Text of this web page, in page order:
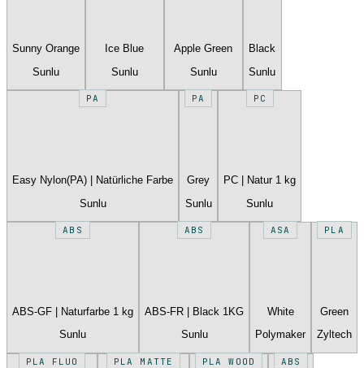
Sunny Orange
Sunlu
Ice Blue
Sunlu
Apple Green
Sunlu
Black
Sunlu
PA
Easy Nylon(PA) | Natürliche Farbe
Sunlu
PA
Grey
Sunlu
PC
PC | Natur 1 kg
Sunlu
ABS
ABS-GF | Naturfarbe 1 kg
Sunlu
ABS
ABS-FR | Black 1KG
Sunlu
ASA
White
Polymaker
PLA
Green
Zyltech
PLA FLUO PLA MATTE PLA WOOD ABS